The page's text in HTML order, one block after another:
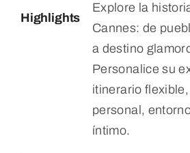
Highlights
Explore la
Cannes: de
a destino
Personalice su
itinerario
personal,
íntimo.